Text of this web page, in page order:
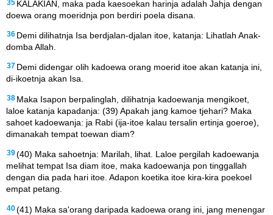
35 KALAKIAN, maka pada kaesoekan harinja adalah Jahja dengan
doewa orang moeridnja pon berdiri poela disana.
36 Demi dilihatnja Isa berdjalan-djalan itoe, katanja: Lihatlah Anak-
domba Allah.
37 Demi didengar olih kadoewa orang moerid itoe akan katanja ini,
di-ikoetnja akan Isa.
38 Maka Isapon berpalinglah, dilihatnja kadoewanja mengikoet,
laloe katanja kapadanja: (39) Apakah jang kamoe tjehari? Maka
sahoet kadoewanja: ja Rabi (ija-itoe kalau tersalin ertinja goeroe),
dimanakah tempat toewan diam?
39(40) Maka sahoetnja: Marilah, lihat. Laloe pergilah kadoewanja
melihat tempat Isa diam itoe, maka kadoewanja pon tinggallah
dengan dia pada hari itoe. Adapon koetika itoe kira-kira poekoel
empat petang.
40(41) Maka sa'orang daripada kadoewa orang ini, jang menengar